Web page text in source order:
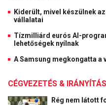
Kiderült, mivel készülnek
vállalatai
Tízmilliárd eurós AI-
lehetőségek nyílnak
A Samsung megkongatta a
CÉGVEZETÉS & IRÁNYÍTÁS
Rég nem látott